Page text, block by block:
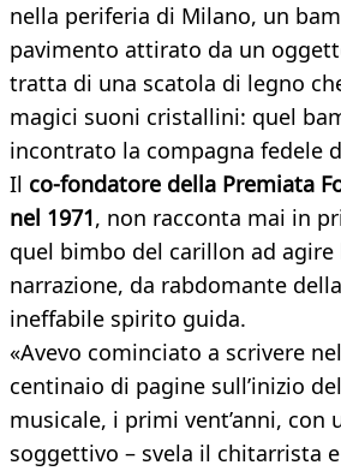
nella periferia di Milano, un
pavimento attirato da un
tratta di una scatola di legno
magici suoni cristallini: quel
incontrato la compagna fedele
Il co-fondatore della Premiata
nel 1971, non racconta mai in
quel bimbo del carillon ad
narrazione, da rabdomante
ineffabile spirito guida.
«Avevo cominciato a scrivere
centinaio di pagine sull’inizio
musicale, i primi vent’anni, con
soggettivo – svela il chitarrista